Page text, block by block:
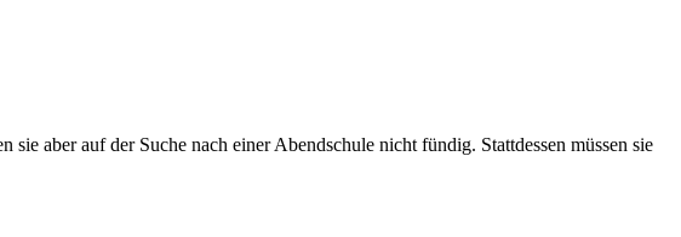
aber auf der Suche nach einer Abendschule nicht fündig. Stattdessen müssen sie